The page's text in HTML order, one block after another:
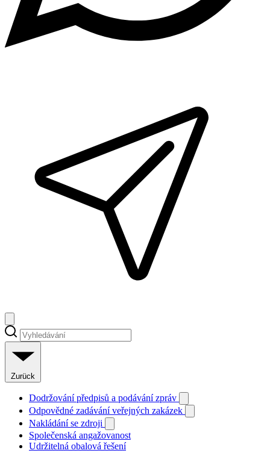
Zurück
Dodržování předpisů a podávání zpráv
Odpovědné zadávání veřejných zakázek
Nakládání se zdroji
Společenská angažovanost
Udržitelná obalová řešení